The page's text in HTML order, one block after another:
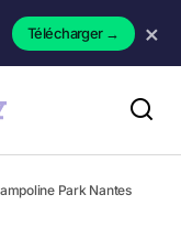
Télécharger→ ×
Park Nantes